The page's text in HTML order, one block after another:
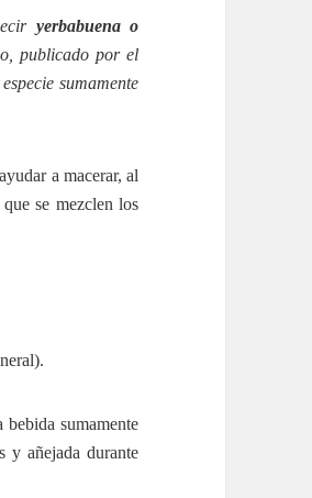
yerbabuena o
publicado por el
sumamente
a macerar, al
se mezclen los
sumamente
y añejada durante